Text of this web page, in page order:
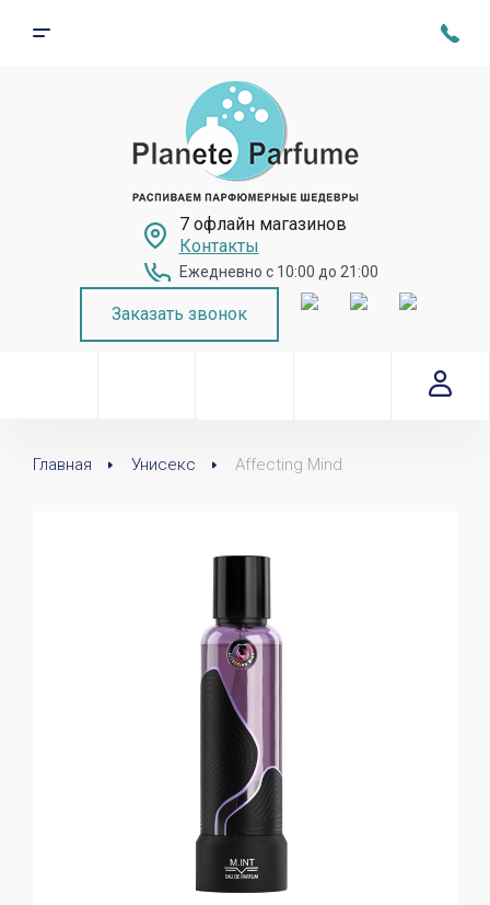
7 офлайн магазинов
Контакты
Ежедневно с 10:00 до 21:00
Заказать звонок
Главная Унисекс Affecting Mind